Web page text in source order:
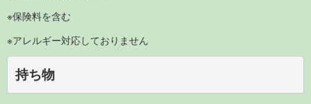
※保険料を含む
※アレルギー対応しておりません
持ち物